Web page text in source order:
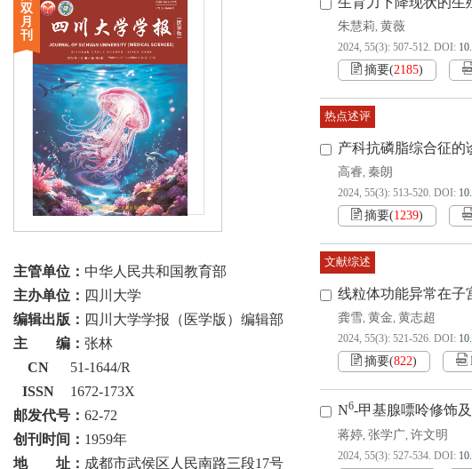
双
月
刊
主管单位： 中华人民共和国教育部
主办单位： 四川大学
编辑出版： 四川大学学报（医学版）编辑部
主 编： 张林
CN
51-1644/R
ISSN
1672-173X
邮发代号： 62-72
创刊时间： 1959年
地 址： 成都市武侯区人民南路三段17号
朱慧莉, 黄薇
2024, 55(3): 507-512. DOI:
摘要(2185)
热点述评
产科抗磷脂综合征的
高睿, 秦朗
2024, 55(3): 513-520. DOI:
摘要(1239)
文献综述
线粒体功能异常在子
龚雪, 黄金, 黄志超
2024, 55(3): 521-526. DOI:
摘要(822)
N6-甲基腺嘌呤修饰
蒋婷, 张学广, 许文明
2024, 55(3): 527-534. DOI: